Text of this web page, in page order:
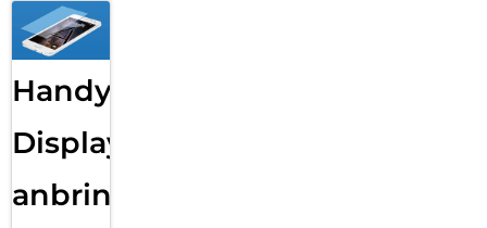
Handy
Displayfolie
anbringen